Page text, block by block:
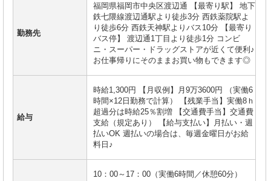
勤務先
福岡県福岡市中央区渡辺通 【最寄り駅】 地下
鉄七隈線渡辺通駅より徒歩3分 西鉄薬院駅よ
り徒歩6分 西鉄天神駅よりバス10分 【最寄り
バス停】 渡辺通1丁目より徒歩1分 コンビ
ニ・スーパー・ドラッグストアが近くて便利♪
お仕事帰りにそのままお買い物もできます◎
給与
時給1,300円 【月収例】月9万3600円 （実働6
時間×12日勤務で計算） 【残業手当】実働8ｈ
超過分は時給25％割増 【交通費手当】交通費
支給（規定あり） 【給与支払い】月払い・週
払いOK 週払いの場合は、毎週金曜日がお給
料日♪
10：00～17：00（実働6時間／休憩60分）